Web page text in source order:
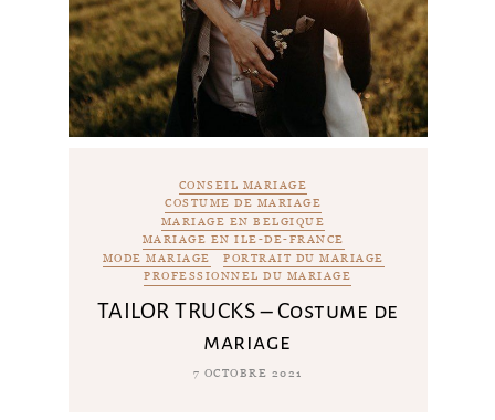
CONSEIL MARIAGE
COSTUME DE MARIAGE
MARIAGE EN BELGIQUE
MARIAGE EN ILE-DE-FRANCE
MODE MARIAGE
PORTRAIT DU MARIAGE
PROFESSIONNEL DU MARIAGE
TAILOR TRUCKS – Costume de
mariage
7 OCTOBRE 2021